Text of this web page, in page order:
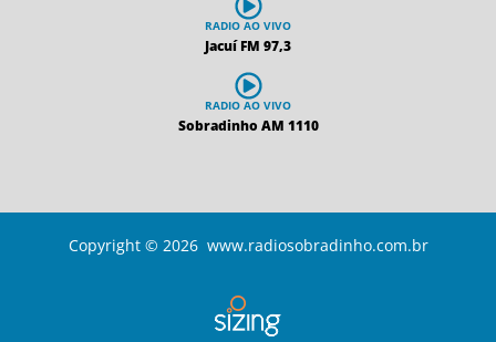
RADIO AO VIVO
Jacuí FM 97,3
RADIO AO VIVO
Sobradinho AM 1110
Copyright © 2026 www.radiosobradinho.com.br